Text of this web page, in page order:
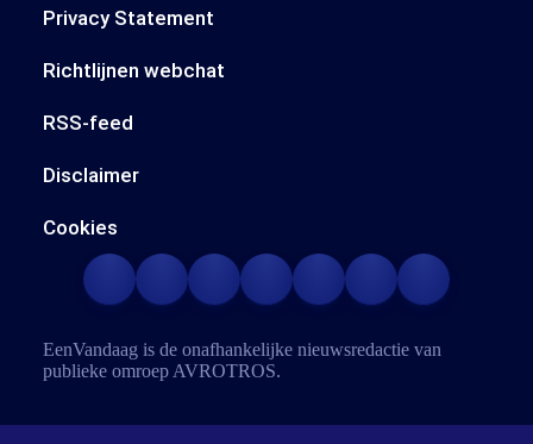
Privacy Statement
Richtlijnen webchat
RSS-feed
Disclaimer
Cookies
EenVandaag is de onafhankelijke nieuwsredactie van
publieke omroep AVROTROS.